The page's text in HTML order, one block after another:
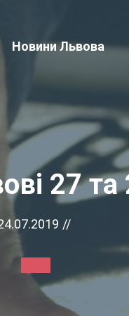
Новини Львова
27
//